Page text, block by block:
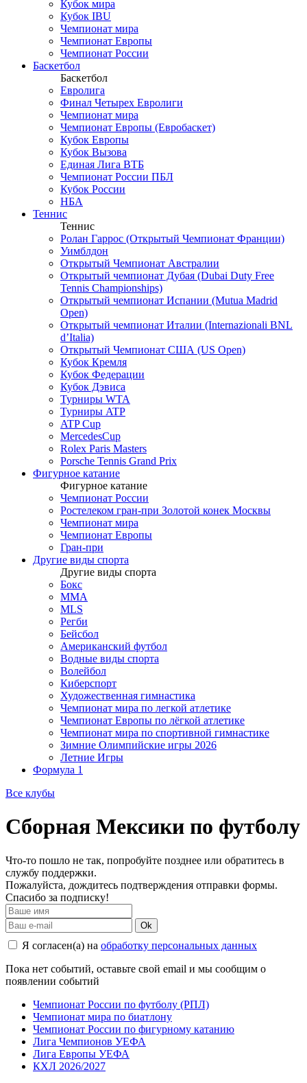
Кубок мира
Кубок IBU
Чемпионат мира
Чемпионат Европы
Чемпионат России
Баскетбол
Баскетбол
Евролига
Финал Четырех Евролиги
Чемпионат мира
Чемпионат Европы (Евробаскет)
Кубок Европы
Кубок Вызова
Единая Лига ВТБ
Чемпионат России ПБЛ
Кубок России
НБА
Теннис
Теннис
Ролан Гаррос (Открытый Чемпионат Франции)
Уимблдон
Открытый Чемпионат Австралии
Открытый чемпионат Дубая (Dubai Duty Free
Tennis Championships)
Открытый чемпионат Испании (Mutua Madrid
Open)
Открытый чемпионат Италии (Internazionali BNL
d’Italia)
Открытый Чемпионат США (US Open)
Кубок Кремля
Кубок Федерации
Кубок Дэвиса
Турниры WTA
Турниры ATP
ATP Cup
MercedesCup
Rolex Paris Masters
Porsche Tennis Grand Prix
Фигурное катание
Фигурное катание
Чемпионат России
Ростелеком гран-при Золотой конек Москвы
Чемпионат мира
Чемпионат Европы
Гран-при
Другие виды спорта
Другие виды спорта
Бокс
MMA
MLS
Регби
Бейсбол
Американский футбол
Водные виды спорта
Волейбол
Киберспорт
Художественная гимнастика
Чемпионат мира по легкой атлетике
Чемпионат Европы по лёгкой атлетике
Чемпионат мира по спортивной гимнастике
Зимние Олимпийские игры 2026
Летние Игры
Формула 1
Все клубы
Сборная Мексики по футболу
Что-то пошло не так, попробуйте позднее или обратитесь в
службу поддержки.
Пожалуйста, дождитесь подтверждения отправки формы.
Спасибо за подписку!
Ok
Я согласен(а) на обработку персональных данных
Пока нет событий, оставьте свой email и мы сообщим о
появлении событий
Чемпионат России по футболу (РПЛ)
Чемпионат мира по биатлону
Чемпионат России по фигурному катанию
Лига Чемпионов УЕФА
Лига Европы УЕФА
КХЛ 2026/2027